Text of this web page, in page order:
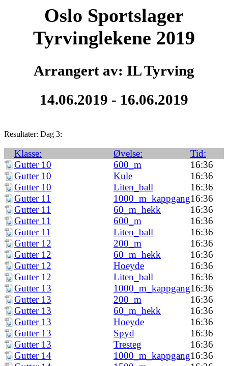
Oslo Sportslager
Tyrvinglekene 2019
Arrangert av: IL Tyrving
14.06.2019 - 16.06.2019
Resultater: Dag 3:
Klasse: Øvelse:
Tid:
Gutter 10
600_m
16:36
Gutter 10
Kule
16:36
Gutter 10
Liten_ball
16:36
Gutter 11
1000_m_kappgang16:36
Gutter 11
60_m_hekk
16:36
Gutter 11
600_m
16:36
Gutter 11
Liten_ball
16:36
Gutter 12
200_m
16:36
Gutter 12
60_m_hekk
16:36
Gutter 12
Hoeyde
16:36
Gutter 12
Liten_ball
16:36
Gutter 13
1000_m_kappgang16:36
Gutter 13
200_m
16:36
Gutter 13
60_m_hekk
16:36
Gutter 13
Hoeyde
16:36
Gutter 13
Spyd
16:36
Gutter 13
Tresteg
16:36
Gutter 14
1000_m_kappgang16:36